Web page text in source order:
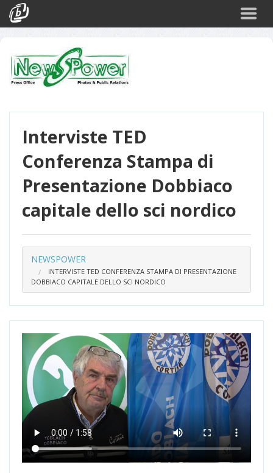
Eventi
Login
Interviste TED
Conferenza Stampa di
Presentazione Dobbiaco
capitale dello sci nordico
NEWSPOWER
INTERVISTE TED CONFERENZA STAMPA DI PRESENTAZIONE
DOBBIACO CAPITALE DELLO SCI NORDICO